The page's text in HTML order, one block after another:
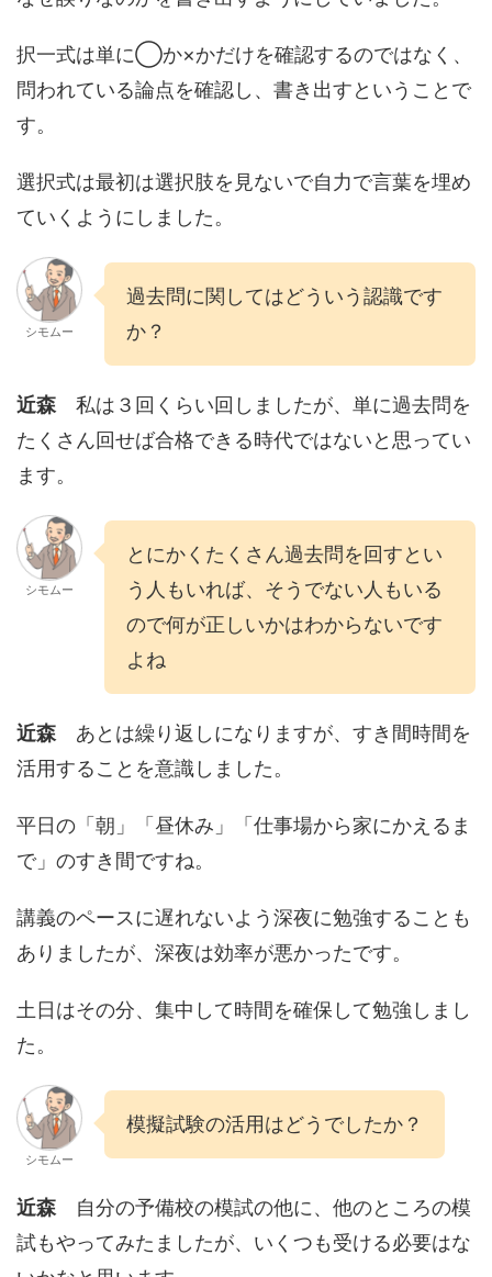
択一式は単に◯か×かだけを確認するのではなく、
問われている論点を確認し、書き出すということで
す。
選択式は最初は選択肢を見ないで自力で言葉を埋め
ていくようにしました。
シモムー
過去問に関してはどういう認識です
か？
近森私は３回くらい回しましたが、単に過去問を
たくさん回せば合格できる時代ではないと思ってい
ます。
シモムー
とにかくたくさん過去問を回すとい
う人もいれば、そうでない人もいる
ので何が正しいかはわからないです
よね
近森あとは繰り返しになりますが、すき間時間を
活用することを意識しました。
平日の「朝」「昼休み」「仕事場から家にかえるま
で」のすき間ですね。
講義のペースに遅れないよう深夜に勉強することも
ありましたが、深夜は効率が悪かったです。
土日はその分、集中して時間を確保して勉強しまし
た。
シモムー
模擬試験の活用はどうでしたか？
近森自分の予備校の模試の他に、他のところの模
試もやってみたましたが、いくつも受ける必要はな